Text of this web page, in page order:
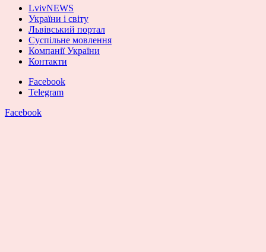
LvivNEWS
України і світу
Львівський портал
Суспільне мовлення
Компанії України
Контакти
Facebook
Telegram
Facebook